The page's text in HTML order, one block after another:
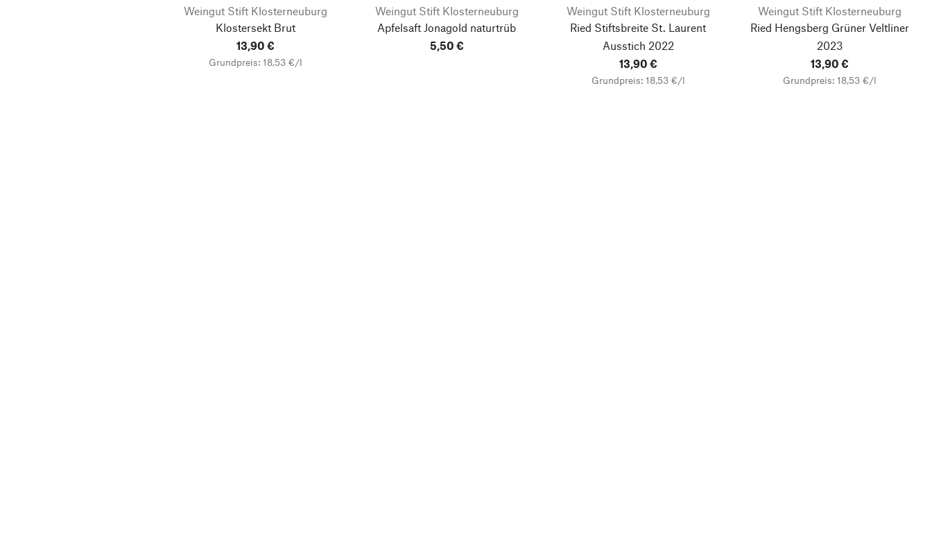
Weingut Stift Klosterneuburg
Klostersekt Brut
13,90 €
Grundpreis: 18,53 €/l
Weingut Stift Klosterneuburg
Apfelsaft Jonagold naturtrüb
5,50 €
Weingut Stift Klosterneuburg
Ried Stiftsbreite St. Laurent
Ausstich 2022
13,90 €
Grundpreis: 18,53 €/l
Weingut Stift Klosterneuburg
Ried Hengsberg Grüner Veltliner
2023
13,90 €
Grundpreis: 18,53 €/l